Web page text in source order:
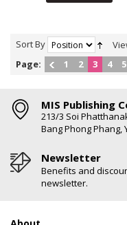
Sort By
Page:
1 2 3 4 5
MIS Publishing
213/3 Soi
Bang Phong Phang,
Newsletter
Benefits and
newsletter.